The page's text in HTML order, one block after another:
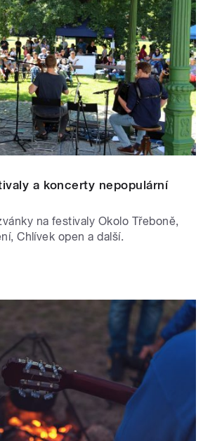
a koncerty nepopulární
na festivaly Okolo Třeboně,
Chlívek open a další.